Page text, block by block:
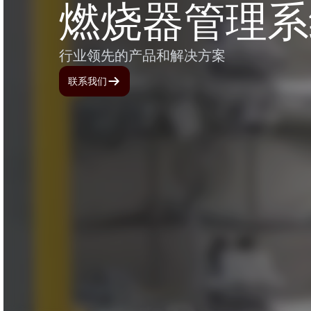
燃烧器管理
行业领先的产品和解决方案
联系我们